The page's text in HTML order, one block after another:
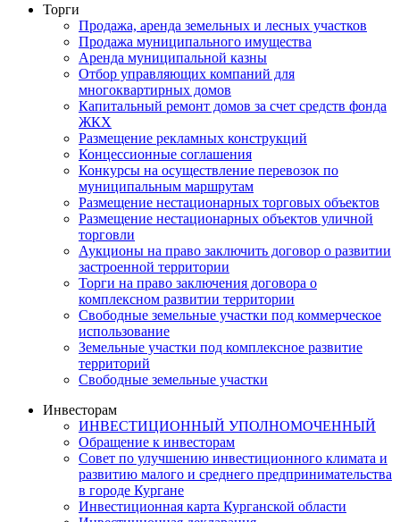
Торги
Продажа, аренда земельных и лесных участков
Продажа муниципального имущества
Аренда муниципальной казны
Отбор управляющих компаний для
многоквартирных домов
Капитальный ремонт домов за счет средств фонда
ЖКХ
Размещение рекламных конструкций
Концессионные соглашения
Конкурсы на осуществление перевозок по
муниципальным маршрутам
Размещение нестационарных торговых объектов
Размещение нестационарных объектов уличной
торговли
Аукционы на право заключить договор о развитии
застроенной территории
Торги на право заключения договора о
комплексном развитии территории
Свободные земельные участки под коммерческое
использование
Земельные участки под комплексное развитие
территорий
Свободные земельные участки
Инвесторам
ИНВЕСТИЦИОННЫЙ УПОЛНОМОЧЕННЫЙ
Обращение к инвесторам
Совет по улучшению инвестиционного климата и
развитию малого и среднего предпринимательства
в городе Кургане
Инвестиционная карта Курганской области